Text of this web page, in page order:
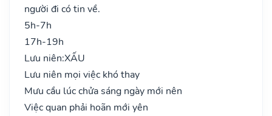
người đi có tin về.
5h-7h
17h-19h
Lưu niên:XẤU
Lưu niên mọi việc khó thay
Mưu cầu lúc chửa sáng ngày mới nên
Việc quan phải hoãn mới yên